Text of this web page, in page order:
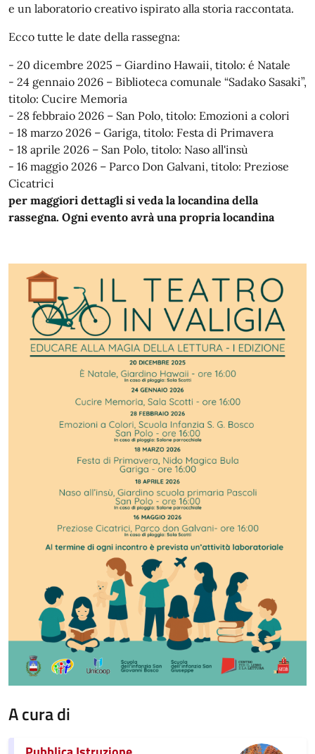
e un laboratorio creativo ispirato alla storia raccontata.
Ecco tutte le date della rassegna:
- 20 dicembre 2025 – Giardino Hawaii, titolo: é Natale
- 24 gennaio 2026 – Biblioteca comunale “Sadako Sasaki”,
titolo: Cucire Memoria
- 28 febbraio 2026 – San Polo, titolo: Emozioni a colori
- 18 marzo 2026 – Gariga, titolo: Festa di Primavera
- 18 aprile 2026 – San Polo, titolo: Naso all'insù
- 16 maggio 2026 – Parco Don Galvani, titolo: Preziose
Cicatrici
per maggiori dettagli si veda la locandina della
rassegna. Ogni evento avrà una propria locandina
A cura di